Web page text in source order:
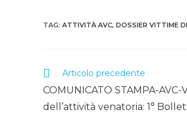
TAG: ATTIVITÀ AVC, DOSSIER VITTIME
Articolo precedente
COMUNICATO STAMPA-
dell’attività venatoria: 1°